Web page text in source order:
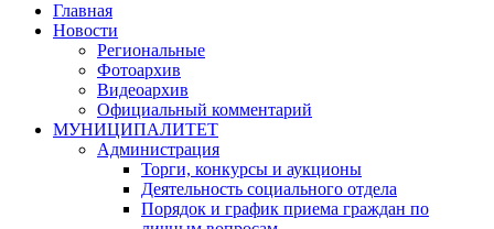
Главная
Новости
Региональные
Фотоархив
Видеоархив
Официальный комментарий
МУНИЦИПАЛИТЕТ
Администрация
Торги, конкурсы и аукционы
Деятельность социального отдела
Порядок и график приема граждан по